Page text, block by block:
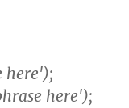
here');